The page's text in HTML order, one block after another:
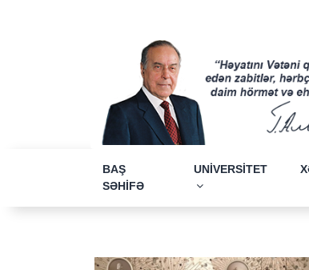
BAŞ
SƏHİFƏ
UNİVERSİTET